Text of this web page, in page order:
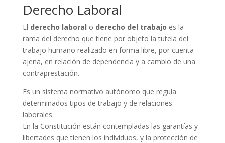
Derecho Laboral
El derecho laboral o derecho del trabajo es la
rama del derecho que tiene por objeto la tutela del
trabajo humano realizado en forma libre, por cuenta
ajena, en relación de dependencia y a cambio de una
contraprestación.
Es un sistema normativo autónomo que regula
determinados tipos de trabajo y de relaciones
laborales.
En la Constitución están contempladas las garantías y
libertades que tienen los individuos, y la protección de